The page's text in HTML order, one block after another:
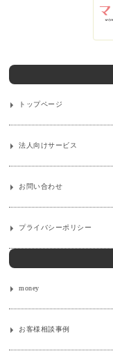
トップページ
法人向けサービス
お問い合わせ
プライバシーポリシー
money
お客様相談事例